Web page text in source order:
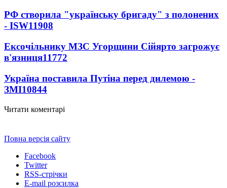
РФ створила "українську бригаду" з полонених
- ISW11908
Ексочільнику МЗС Угорщини Сійярто загрожує
в'язниця11772
Україна поставила Путіна перед дилемою -
ЗМІ10844
Читати коментарі
Повна версія сайту
Facebook
Twitter
RSS-стрічки
E-mail розсилка